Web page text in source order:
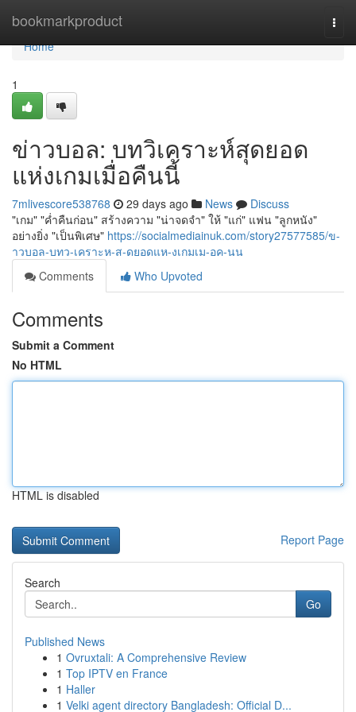
bookmarkproduct
Home
Home
1
ข่าวบอล: บทวิเคราะห์สุดยอด
แห่งเกมเมื่อคืนนี้
7mlivescore538768 29 days ago News
Discuss
"เกม" "ค่ำคืนก่อน" สร้างความ "น่าจดจำ" ให้ "แก่" แฟน "ลูกหนัง"
อย่างยิ่ง "เป็นพิเศษ" https://socialmediainuk.com/story27577585/ข-
าวบอล-บทว-เคราะห-ส-ดยอดแห-งเกมเม-อค-นน
Comments
Who Upvoted
Comments
Submit a Comment
No HTML
HTML is disabled
Report Page
Search
Go
Published News
1 Ovruxtali: A Comprehensive Review
1 Top IPTV en France
1 Haller
1 Velki agent directory Bangladesh: Official D...